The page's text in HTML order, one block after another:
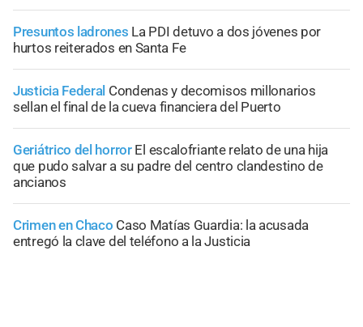
Presuntos ladrones La PDI detuvo a dos jóvenes por
hurtos reiterados en Santa Fe
Justicia Federal Condenas y decomisos millonarios
sellan el final de la cueva financiera del Puerto
Geriátrico del horror El escalofriante relato de una hija
que pudo salvar a su padre del centro clandestino de
ancianos
Crimen en Chaco Caso Matías Guardia: la acusada
entregó la clave del teléfono a la Justicia